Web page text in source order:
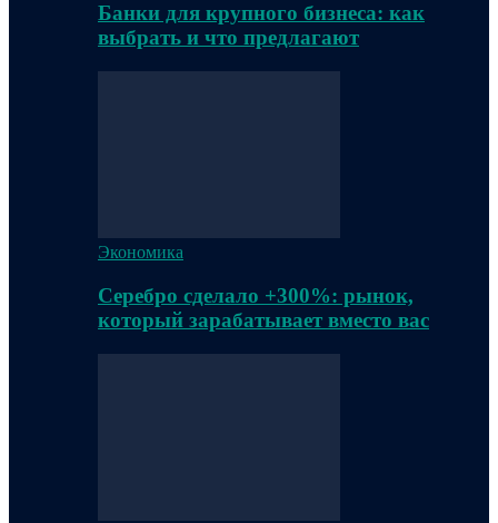
Банки для крупного бизнеса: как
выбрать и что предлагают
Экономика
Серебро сделало +300%: рынок,
который зарабатывает вместо вас